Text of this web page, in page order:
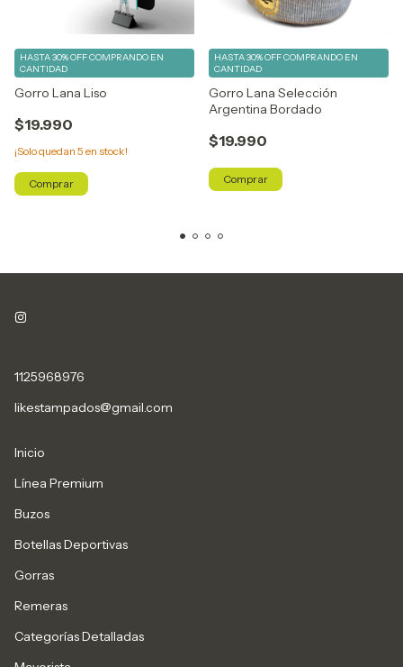
Gorro Lana Liso
$19.990
HASTA 30% OFFCOMPRANDO EN
CANTIDAD
¡Solo quedan 5 en stock!
Comprar
Gorro Lana Selección
Argentina Bordado
$19.990
HASTA 30% OFFCOMPRANDO EN
CANTIDAD
1125968976
likestampados@gmail.com
Inicio
Línea Premium
Buzos
Botellas Deportivas
Gorras
Remeras
Categorías Detalladas